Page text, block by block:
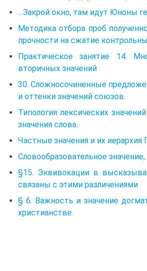
…Закрой окно, там идут Юноны
Методика отбора проб
прочности на сжатие
Практическое занятие 14.
вторичных значений
30. Сложносочиненные
и оттенки значений союзов.
Типология лексических
значения слова.
Частные значения и их
Словообразовательное
§15. Эквивокации в
связаны с этими различениями
§ 6. Важность и значение
христианстве.